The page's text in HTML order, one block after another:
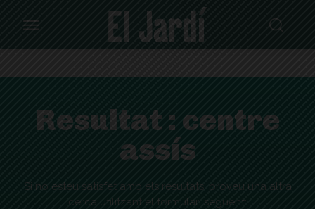
Resultat : centre
assís
Si no esteu satisfet amb els resultats, proveu una altra
cerca utilitzant el formulari següent: